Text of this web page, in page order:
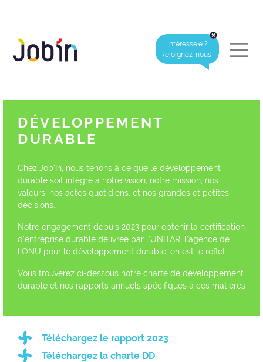
Intéressé·e ?
Rejoignez-nous !
DÉVELOPPEMENT
DURABLE
Chez Job’In, nous tenons à ce que le développement
durable soit intégré à notre vision, notre mission, nos
valeurs, nos actes quotidiens, et nos grandes et petites
décisions.
Notre engagement depuis 2023 pour obtenir la certification
d’entreprise durable délivrée par l’UNITAR, l’agence de
l’ONU pour le développement durable, en est le reflet.
Vous trouverez ci-dessous notre charte de développement
durable et nos rapports annuels spécifiques à ces matières
Téléchargez le rapport 2023
Téléchargez la charte DD